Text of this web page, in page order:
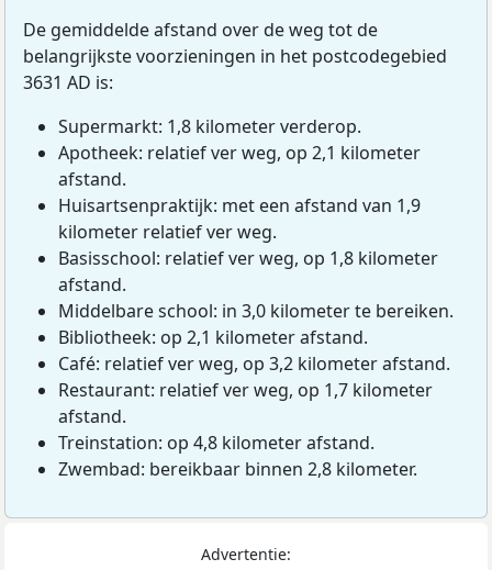
De gemiddelde afstand over de weg tot de
belangrijkste voorzieningen in het postcodegebied
3631 AD is:
Supermarkt: 1,8 kilometer verderop.
Apotheek: relatief ver weg, op 2,1 kilometer
afstand.
Huisartsenpraktijk: met een afstand van 1,9
kilometer relatief ver weg.
Basisschool: relatief ver weg, op 1,8 kilometer
afstand.
Middelbare school: in 3,0 kilometer te bereiken.
Bibliotheek: op 2,1 kilometer afstand.
Café: relatief ver weg, op 3,2 kilometer afstand.
Restaurant: relatief ver weg, op 1,7 kilometer
afstand.
Treinstation: op 4,8 kilometer afstand.
Zwembad: bereikbaar binnen 2,8 kilometer.
Advertentie: